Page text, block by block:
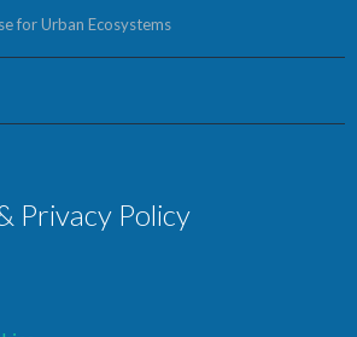
for Urban Ecosystems
Privacy Policy